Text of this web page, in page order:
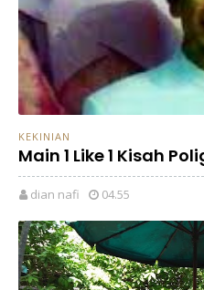
KEKINIAN
Main 1 Like 1 Kisah
dian nafi 04.55